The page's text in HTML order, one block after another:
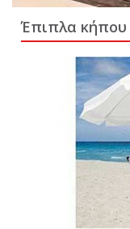
Έπιπλα κήπου